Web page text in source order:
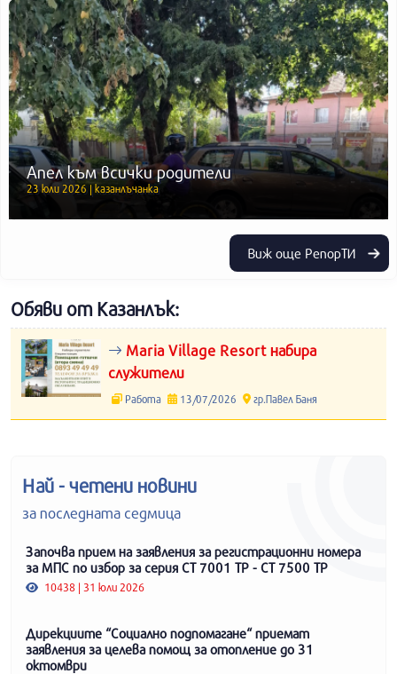
Апел към всички родители
23 юли 2026 | казанлъчанка
Виж още РепорТИ
Обяви от Казанлък:
Maria Village Resort набира
служители
Работа 13/07/2026 гр.Павел Баня
Най - четени новини
за последната седмица
Започва прием на заявления за регистрационни номера
за МПС по избор за серия СТ 7001 ТР - СТ 7500 ТР
10438 | 31 юли 2026
Дирекциите “Социално подпомагане“ приемат
заявления за целева помощ за отопление до 31
октомври